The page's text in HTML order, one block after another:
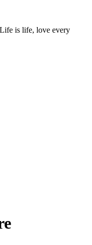
is life, love every